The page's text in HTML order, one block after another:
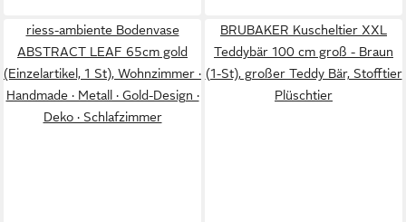
riess-ambiente Bodenvase
ABSTRACT LEAF 65cm gold
(Einzelartikel, 1 St), Wohnzimmer ·
Handmade · Metall · Gold-Design ·
Deko · Schlafzimmer
BRUBAKER Kuscheltier XXL
Teddybär 100 cm groß - Braun
(1-St), großer Teddy Bär, Stofftier
Plüschtier